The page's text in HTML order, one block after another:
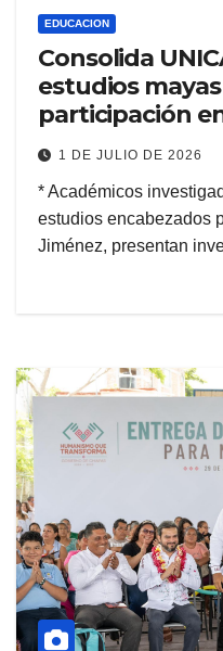
EDUCACION
Consolida
estudios
participación
internacional
1 DE JULIO DE 2026
* Académicos
estudios encabezados
Jiménez, presentan